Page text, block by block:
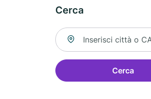
Cerca
Cerca una località
Cerca